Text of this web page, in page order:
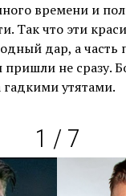
времени и
Так что эти
дар, а часть
не сразу.
гадкими утятами.
1 / 7